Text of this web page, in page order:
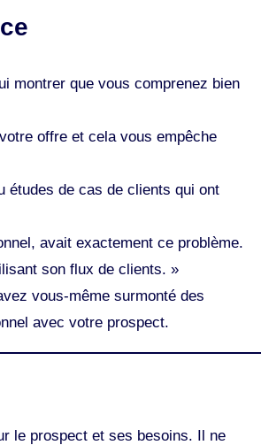
montrer que vous comprenez bien
offre et cela vous empêche
études de cas de clients qui ont
avait exactement ce problème.
son flux de clients. »
vous-même surmonté des
avec votre prospect.
le prospect et ses besoins. Il ne